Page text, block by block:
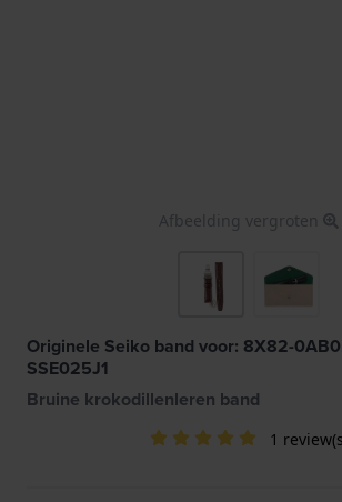
Afbeelding vergroten
Originele Seiko band voor: 8X82-
SSE025J1
Bruine krokodillenleren band
1